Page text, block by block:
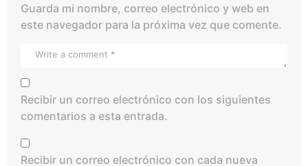
Guarda mi nombre, correo electrónico y web en
este navegador para la próxima vez que comente.
Recibir un correo electrónico con los siguientes
comentarios a esta entrada.
Recibir un correo electrónico con cada nueva